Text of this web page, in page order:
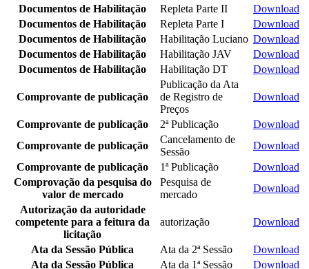
Documentos de Habilitação
Repleta Parte II
Download
Documentos de Habilitação
Repleta Parte I
Download
Documentos de Habilitação
Habilitação Luciano Download
Documentos de Habilitação
Habilitação JAV
Download
Documentos de Habilitação
Habilitação DT Download
Comprovante de publicação
Publicação da Ata
de Registro de
Preços
Download
Comprovante de publicação 2ª Publicação
Download
Comprovante de publicação
Cancelamento de
Sessão
Download
Comprovante de publicação
1ª Publicação
Download
Comprovação da pesquisa do
valor de mercado
Pesquisa de
mercado
Download
Autorização da autoridade
competente para a feitura da
licitação
autorização Download
Ata da Sessão Pública Ata da 2ª Sessão
Download
Ata da Sessão Pública
Ata da 1ª Sessão Download